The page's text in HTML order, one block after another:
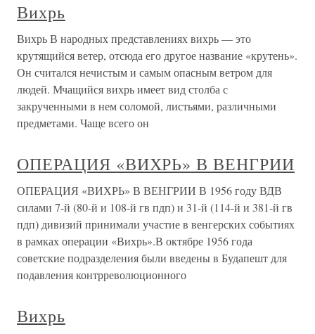
Вихрь
Вихрь В народных представлениях вихрь — это
крутящийся ветер, отсюда его другое название «крутень».
Он считался нечистым и самым опасным ветром для
людей. Мчащийся вихрь имеет вид столба с
закрученными в нем соломой, листьями, различными
предметами. Чаще всего он
ОПЕРАЦИЯ «ВИХРЬ» В ВЕНГРИИ
ОПЕРАЦИЯ «ВИХРЬ» В ВЕНГРИИ В 1956 году ВДВ
силами 7-й (80-й и 108-й гв пдп) и 31-й (114-й и 381-й гв
пдп) дивизий принимали участие в венгерских событиях
в рамках операции «Вихрь».В октябре 1956 года
советские подразделения были введены в Будапешт для
подавления контрреволюционного
Вихрь